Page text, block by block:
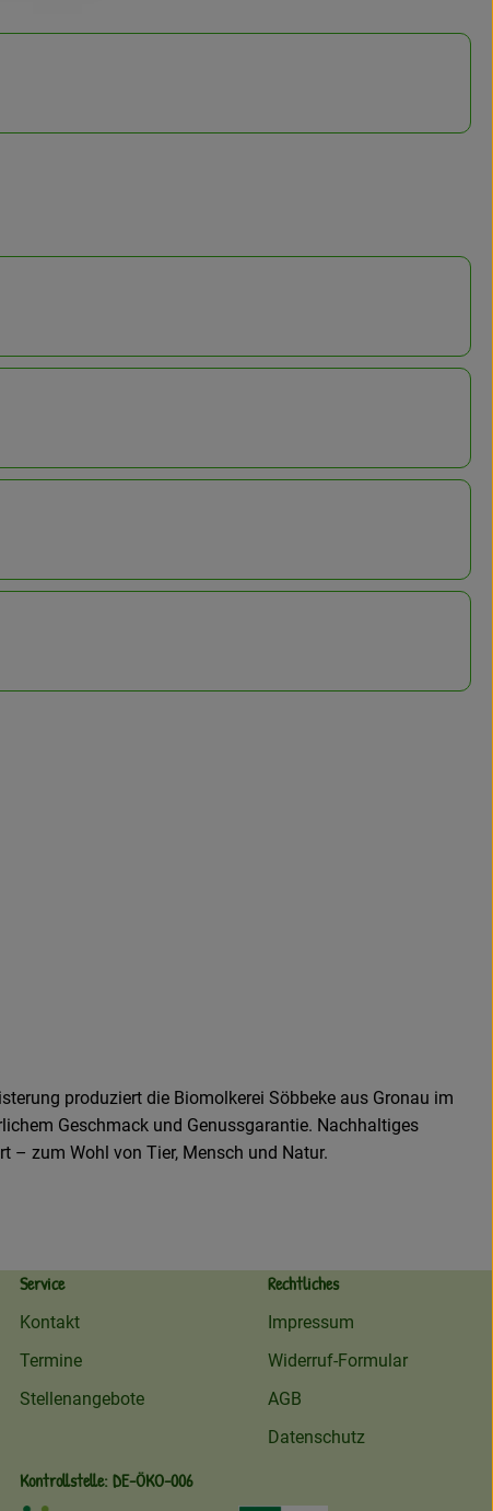
produziert die Biomolkerei Söbbeke aus Gronau im
Geschmack und Genussgarantie. Nachhaltiges
– zum Wohl von Tier, Mensch und Natur.
Service
Kontakt
Termine
Stellenangebote
Rechtliches
Impressum
Widerruf-Formular
AGB
Datenschutz
Kontrollstelle: DE-ÖKO-006